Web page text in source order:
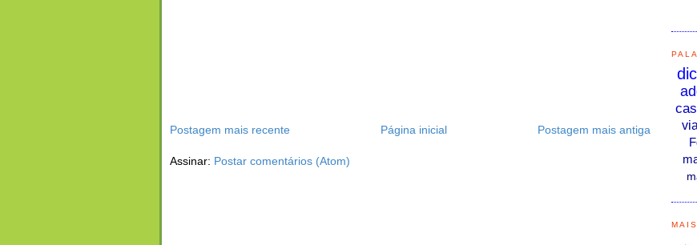
Postagem mais recente Postagem mais antiga
Página inicial
Assinar: Postar comentários (Atom)